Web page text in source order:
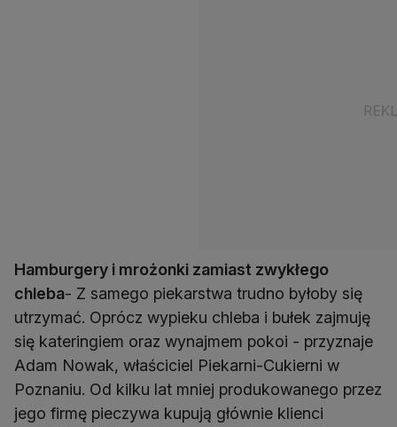
Hamburgery i mrożonki zamiast zwykłego
chleba- Z samego piekarstwa trudno byłoby się
utrzymać. Oprócz wypieku chleba i bułek zajmuję
się kateringiem oraz wynajmem pokoi - przyznaje
Adam Nowak, właściciel Piekarni-Cukierni w
Poznaniu. Od kilku lat mniej produkowanego przez
jego firmę pieczywa kupują głównie klienci